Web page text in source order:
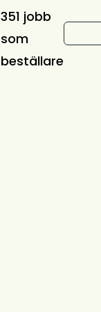
351 jobb
som
beställare